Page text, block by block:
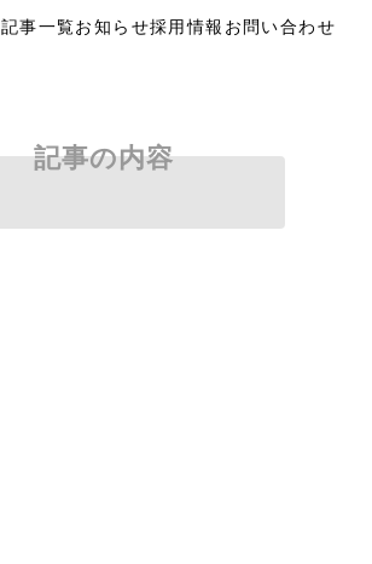
記事一覧お知らせ採用情報 お問い合わせ
記事の内容